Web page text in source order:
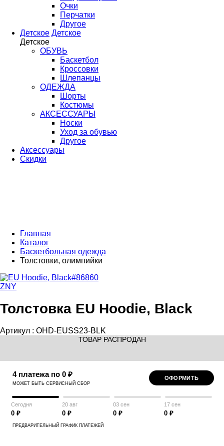
Очки
Перчатки
Другое
Детское Детское
Детское
ОБУВЬ
Баскетбол
Кроссовки
Шлепанцы
ОДЕЖДА
Шорты
Костюмы
АКСЕССУАРЫ
Носки
Уход за обувью
Другое
Аксессуары
Скидки
Главная
Каталог
Баскетбольная одежда
Толстовки, олимпийки
ZNY
Толстовка EU Hoodie, Black
Артикул : OHD-EUSS23-BLK
ТОВАР РАСПРОДАН
4 платежа по 0 ₽
МОЖЕТ БЫТЬ СЕРВИСНЫЙ СБОР
ОФОРМИТЬ
Сегодня
0 ₽
20 авг
0 ₽
03 сен
0 ₽
17 сен
0 ₽
ПРЕДВАРИТЕЛЬНЫЙ ГРАФИК ПЛАТЕЖЕЙ